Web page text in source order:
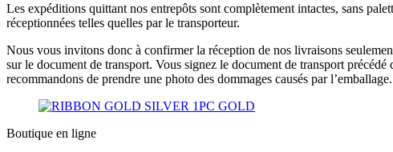
Les expéditions quittant nos entrepôts sont complètement intactes, sans
réceptionnées telles quelles par le transporteur.
Nous vous invitons donc à confirmer la réception de nos livraisons
sur le document de transport. Vous signez le document de transport
recommandons de prendre une photo des dommages causés par
Boutique en ligne